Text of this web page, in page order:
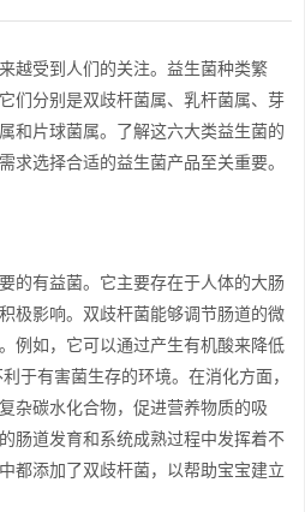
越受到人们的关注。益生菌种类繁
们分别是双歧杆菌属、乳杆菌属、芽
和片球菌属。了解这六大类益生菌的
求选择合适的益生菌产品至关重要。
的有益菌。它主要存在于人体的大肠
极影响。双歧杆菌能够调节肠道的微
例如，它可以通过产生有机酸来降低
于有害菌生存的环境。在消化方面，
杂碳水化合物，促进营养物质的吸
肠道发育和系统成熟过程中发挥着不
都添加了双歧杆菌，以帮助宝宝建立